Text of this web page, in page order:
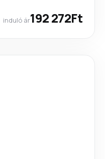
induló ár192 272Ft